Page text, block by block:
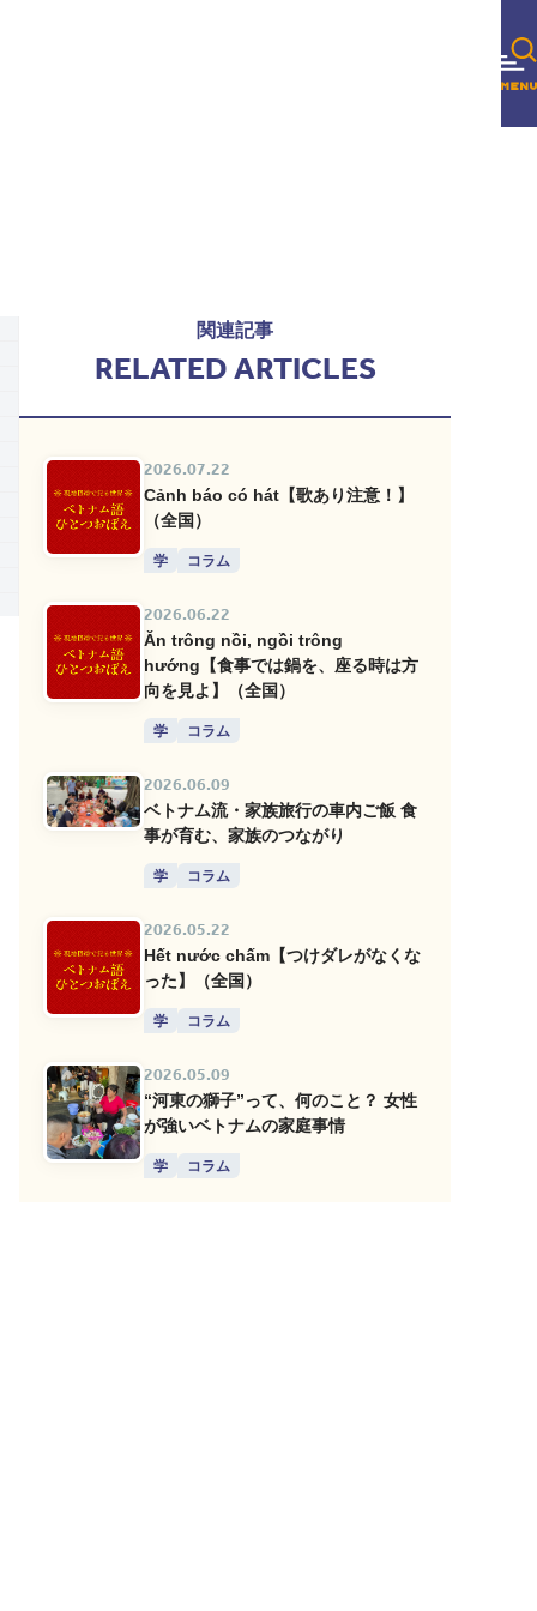
関連記事
RELATED ARTICLES
2026.07.22
Cảnh báo có hát【歌あり注意！】
（全国）
学 コラム
2026.06.22
Ăn trông nồi, ngồi trông
hướng【食事では鍋を、座る時は方
向を見よ】（全国）
学 コラム
2026.06.09
ベトナム流・家族旅行の車内ご飯 食
事が育む、家族のつながり
学 コラム
2026.05.22
Hết nước chấm【つけダレがなくな
った】（全国）
学 コラム
2026.05.09
“河東の獅子”って、何のこと？ 女性
が強いベトナムの家庭事情
学 コラム